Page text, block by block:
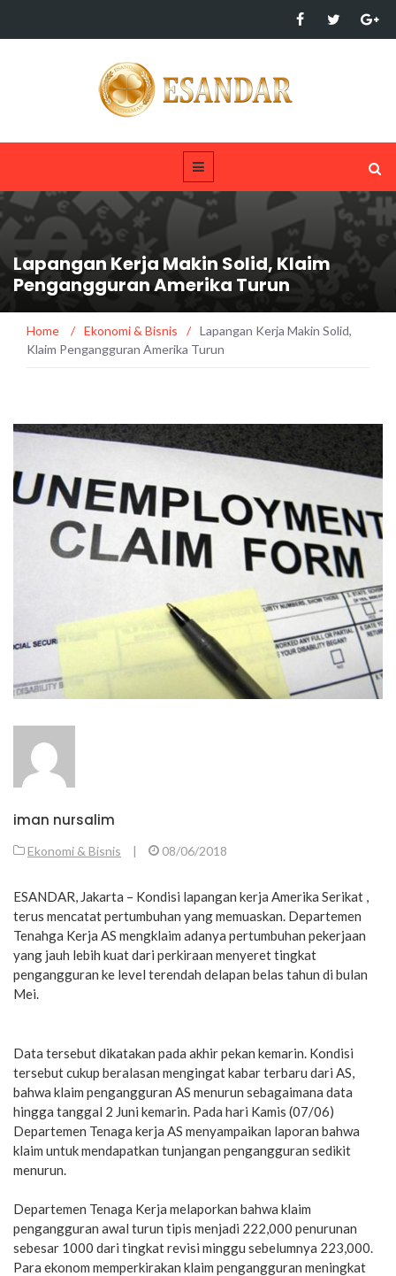
Lapangan Kerja Makin Solid, Klaim
Pengangguran Amerika Turun
Home / Ekonomi & Bisnis / Lapangan Kerja Makin Solid,
Klaim Pengangguran Amerika Turun
iman nursalim
Ekonomi & Bisnis | 08/06/2018
ESANDAR, Jakarta – Kondisi lapangan kerja Amerika Serikat ,
terus mencatat pertumbuhan yang memuaskan. Departemen
Tenahga Kerja AS mengklaim adanya pertumbuhan pekerjaan
yang jauh lebih kuat dari perkiraan menyeret tingkat
pengangguran ke level terendah delapan belas tahun di bulan
Mei.
Data tersebut dikatakan pada akhir pekan kemarin. Kondisi
tersebut cukup beralasan mengingat kabar terbaru dari AS,
bahwa klaim pengangguran AS menurun sebagaimana data
hingga tanggal 2 Juni kemarin. Pada hari Kamis (07/06)
Departemen Tenaga kerja AS menyampaikan laporan bahwa
klaim untuk mendapatkan tunjangan pengangguran sedikit
menurun.
Departemen Tenaga Kerja melaporkan bahwa klaim
pengangguran awal turun tipis menjadi 222,000 penurunan
sebesar 1000 dari tingkat revisi minggu sebelumnya 223,000.
Para ekonom memperkirakan klaim pengangguran meningkat